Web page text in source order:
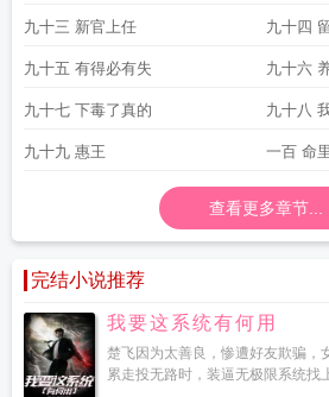
九十三 新官上任 九十四
九十五 有得必有失 九十六
九十七 下毒了真的 九十八
九十九 惠王 一百 命
查看更多章节...
完结小说推荐
我要这系统有何用
楚飞因为太善良，惨遭好友欺骗，
累走投无路时，装逼无极限系统找